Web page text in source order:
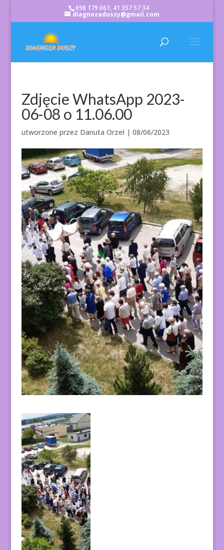
698 179 061, 41 357 57 34
diagnozaduszy@gmail.com
Zdjęcie WhatsApp 2023-
06-08 o 11.06.00
utworzone przez Danuta Orzeł| 08/06/2023